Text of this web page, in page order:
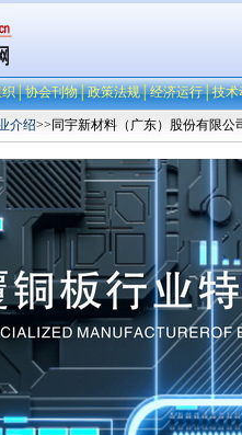
│协会刊物│政策法规│经济运行│技术
介绍>>同宇新材料（广东）股份有限公